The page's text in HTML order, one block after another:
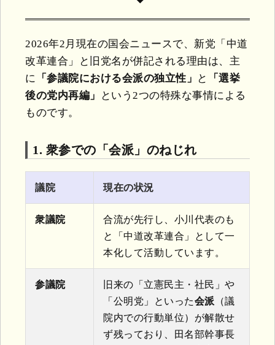
2026年2月現在の国会ニュースで、新党「中道
改革連合」と旧党名が併記される理由は、主
に 「参議院における会派の独立性」 と
「選挙
後の党内再編」
という2つの特殊な事情による
ものです。
1. 衆参での「会派」のねじれ
議院 現在の状況
衆議院
合流が先行し、小川代表のも
と「中道改革連合」として一
本化して活動しています。
参議院
旧来の「立憲民主・社民」や
「公明党」といった会派 （議
院内での行動単位）が解散せ
ず残っており、田名部幹事長